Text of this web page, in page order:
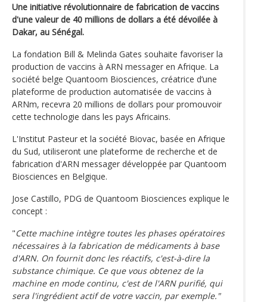
Une initiative révolutionnaire de fabrication de vaccins
d'une valeur de 40 millions de dollars a été dévoilée à
Dakar, au Sénégal.
La fondation Bill & Melinda Gates souhaite favoriser la
production de vaccins à ARN messager en Afrique. La
société belge Quantoom Biosciences, créatrice d’une
plateforme de production automatisée de vaccins à
ARNm, recevra 20 millions de dollars pour promouvoir
cette technologie dans les pays Africains.
L'Institut Pasteur et la société Biovac, basée en Afrique
du Sud, utiliseront une plateforme de recherche et de
fabrication d'ARN messager développée par Quantoom
Biosciences en Belgique.
Jose Castillo, PDG de Quantoom Biosciences explique le
concept :
"Cette machine intègre toutes les phases opératoires
nécessaires à la fabrication de médicaments à base
d'ARN. On fournit donc les réactifs, c'est-à-dire la
substance chimique. Ce que vous obtenez de la
machine en mode continu, c'est de l'ARN purifié, qui
sera l'ingrédient actif de votre vaccin, par exemple."